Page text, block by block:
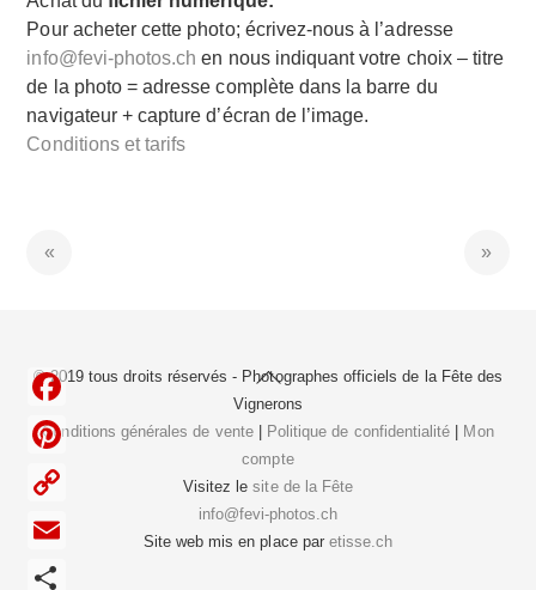
Pour acheter cette photo; écrivez-nous à l’adresse
info@fevi-photos.ch en nous indiquant votre choix – titre
de la photo = adresse complète dans la barre du
navigateur + capture d’écran de l’image.
Conditions et tarifs
Back
To
Top
© 2019 tous droits réservés - Photographes officiels de la Fête des
Vignerons
Conditions générales de vente| Politique de confidentialité
Mon
compte
Visitez lesite de la Fête
info@fevi-photos.ch
Site web mis en place par etisse.ch
F
c
e
b
C